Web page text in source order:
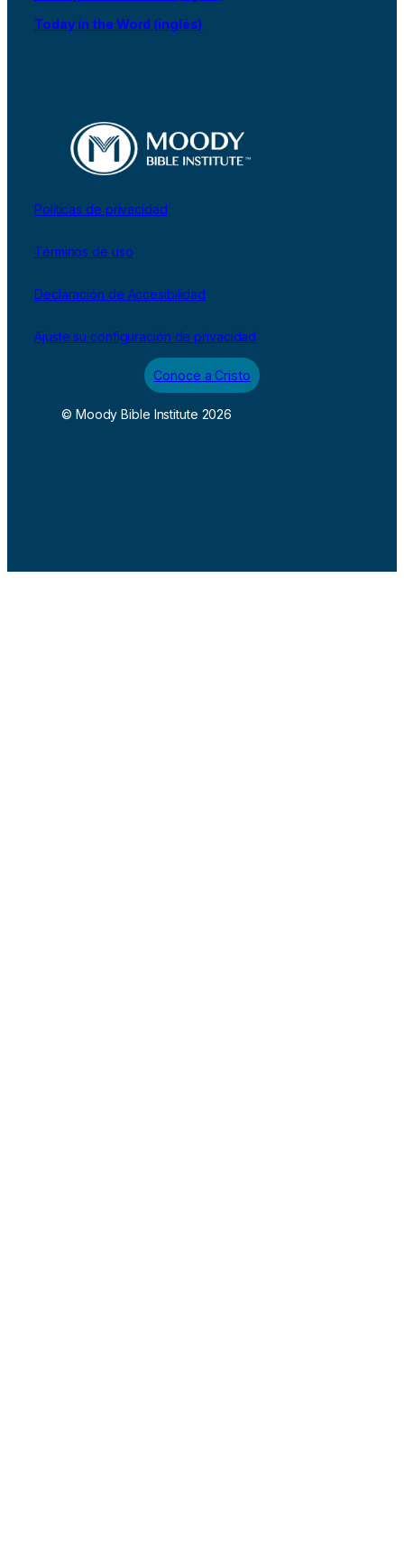
Today in the Word (inglés)
Políticas de privacidad
Términos de uso
Declaración de Accesibilidad
Ajuste su configuración de privacidad
Conoce a Cristo
© Moody Bible Institute 2026